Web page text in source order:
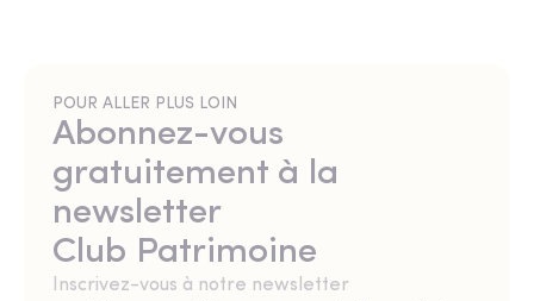
POUR ALLER PLUS LOIN
Abonnez-vous
gratuitement à la
newsletter
Club Patrimoine
Inscrivez-vous à notre newsletter